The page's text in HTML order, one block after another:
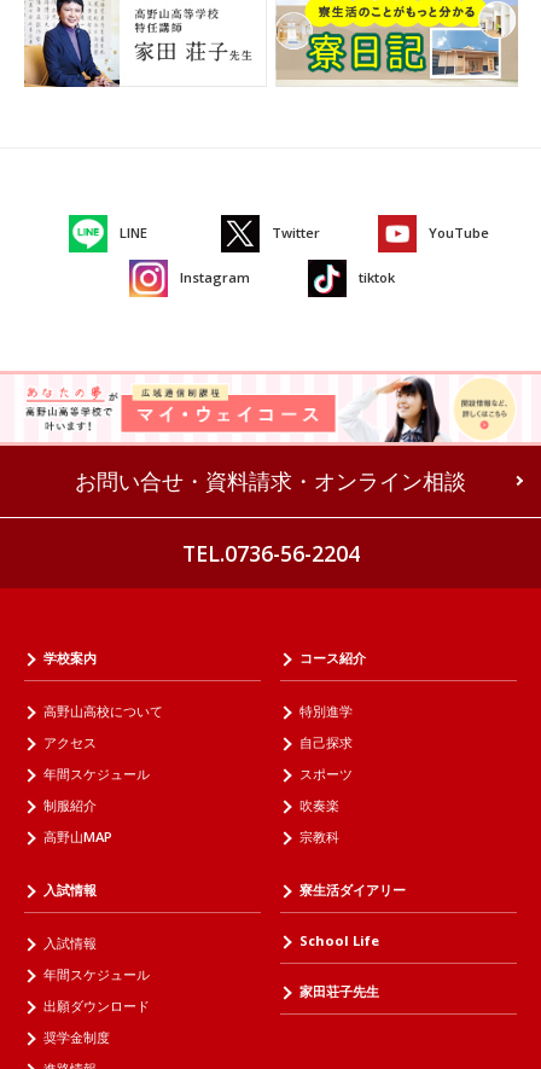
LINE Twitter YouTube
Instagram tiktok
お問い合せ・資料請求・オンライン相談
TEL.0736-56-2204
学校案内
高野山高校について
アクセス
年間スケジュール
制服紹介
高野山MAP
コース紹介
特別進学
自己探求
スポーツ
吹奏楽
宗教科
入試情報
入試情報
年間スケジュール
出願ダウンロード
奨学金制度
寮生活ダイアリー
School Life
家田荘子先生